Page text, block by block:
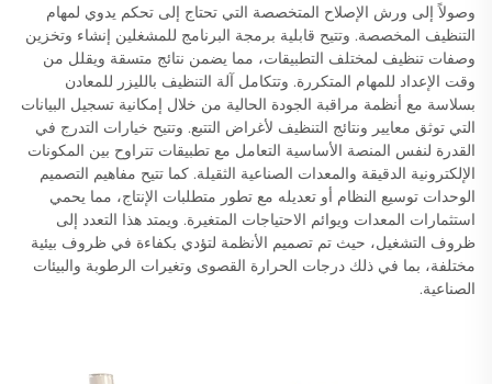
وصولاً إلى ورش الإصلاح المتخصصة التي تحتاج إلى تحكم يدوي لمهام
التنظيف المخصصة. وتتيح قابلية برمجة البرنامج للمشغلين إنشاء وتخزين
وصفات تنظيف لمختلف التطبيقات، مما يضمن نتائج متسقة ويقلل من
وقت الإعداد للمهام المتكررة. وتتكامل آلة التنظيف بالليزر للمعادن
بسلاسة مع أنظمة مراقبة الجودة الحالية من خلال إمكانية تسجيل البيانات
التي توثق معايير ونتائج التنظيف لأغراض التتبع. وتتيح خيارات التدرج في
القدرة لنفس المنصة الأساسية التعامل مع تطبيقات تتراوح بين المكونات
الإلكترونية الدقيقة والمعدات الصناعية الثقيلة. كما تتيح مفاهيم التصميم
الوحدات توسيع النظام أو تعديله مع تطور متطلبات الإنتاج، مما يحمي
استثمارات المعدات ويوائم الاحتياجات المتغيرة. ويمتد هذا التعدد إلى
ظروف التشغيل، حيث تم تصميم الأنظمة لتؤدي بكفاءة في ظروف بيئية
مختلفة، بما في ذلك درجات الحرارة القصوى وتغيرات الرطوبة والبيئات
الصناعية.